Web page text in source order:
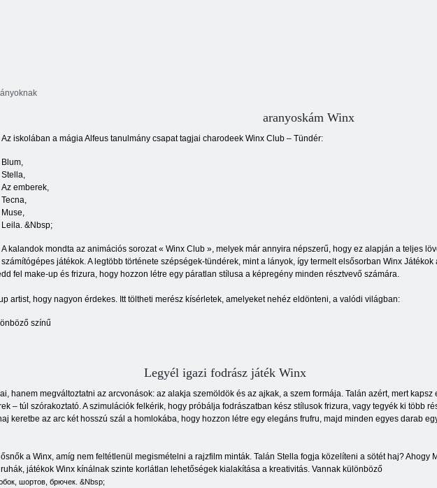
aranyoskám Winx
Az iskolában a mágia Alfeus tanulmány csapat tagjai charodeek Winx Club – Tündér:
Blum,
Stella,
Az emberek,
Tecna,
Muse,
Leila. &Nbsp;
A kalandok mondta az animációs sorozat « Winx Club », melyek már annyira népszerű, hogy ez alapján a teljes
számítógépes játékok. A legtöbb története szépségek-tündérek, mint a lányok, így termelt elsősorban Winx
fel make-up és frizura, hogy hozzon létre egy páratlan stílusa a képregény minden résztvevő számára.
artist, hogy nagyon érdekes. Itt töltheti merész kísérletek, amelyeket nehéz eldönteni, a valódi világban:
színű
Legyél igazi fodrász játék Winx
hanem megváltoztatni az arcvonások: az alakja szemöldök és az ajkak, a szem formája. Talán azért, mert kapsz
– túl szórakoztató. A szimulációk felkérik, hogy próbálja fodrászatban kész stílusok frizura, vagy tegyék ki több
keretbe az arc két hosszú szál a homlokába, hogy hozzon létre egy elegáns frufru, majd minden egyes darab
a Winx, amíg nem feltétlenül megismételni a rajzfilm minták. Talán Stella fogja közelíteni a sötét haj? Ahogy
játékok Winx kínálnak szinte korlátlan lehetőségek kialakítása a kreativitás. Vannak különböző
шортов, брючек. &Nbsp;